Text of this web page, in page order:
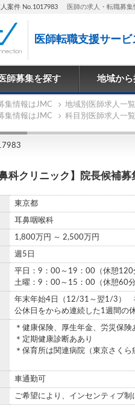
案件 No.1017983 医師の求人・転職募
医師転職支援サービ
師募集を探す 地域から
集情報はJMC 地域別医師求人一覧
集情報はJMC
科目別医師求人一覧
科クリニック】院長候補募
東京都
耳鼻咽喉科
1,800万円 ～ 2,500万円
週5日
平日：9：00～19：00（休憩120
土曜：9：00～15：00（休憩60分
年末年始4日（12/31～翌1/3）
公休日をからめ連続した1週間の
＊健康保険、厚生年金、労災保
＊定期健康診断ああり
＊保育所は関連病院（東京さくら
車通勤可
ご希望により、インセンティブ制